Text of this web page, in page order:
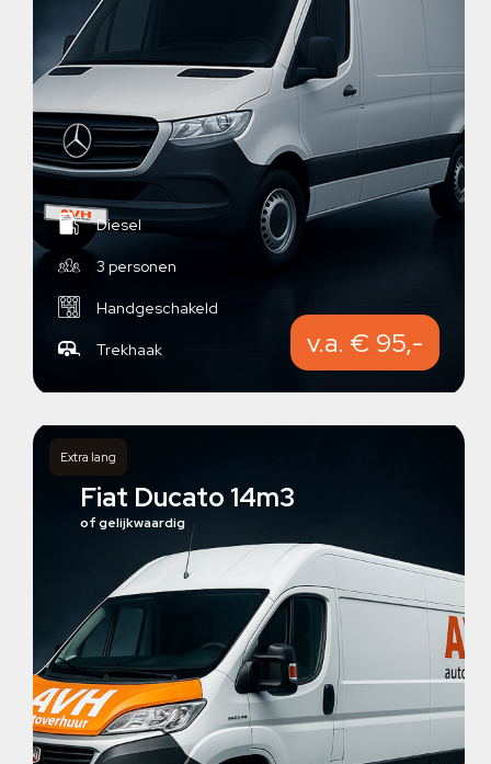
Diesel
3 personen
Handgeschakeld
Trekhaak v.a. € 95,-
Extra lang
Fiat Ducato 14m3
of gelijkwaardig